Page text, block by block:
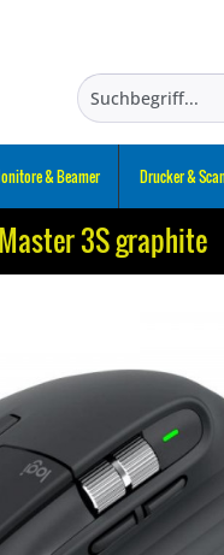
& Beamer Drucker &
3S graphite